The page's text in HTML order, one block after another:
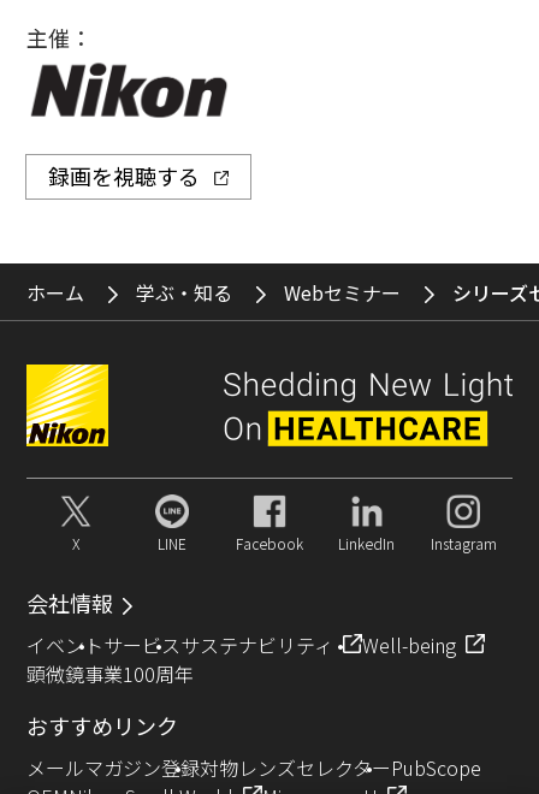
主催：
録画を視聴する
ホーム 学ぶ・知る Webセミナー シリーズ
X LINE Facebook LinkedIn Instagram
会社情報
イベントサービスサステナビリティ
Well-being
顕微鏡事業100周年
おすすめリンク
メールマガジン登録対物レンズセレクターPubScope